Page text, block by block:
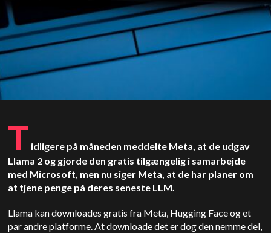
T idligere på måneden meddelte Meta, at de udgav
Llama 2 og gjorde den gratis tilgængelig i samarbejde
med Microsoft, men nu siger Meta, at de har planer om
at tjene penge på deres seneste LLM.
Llama kan downloades gratis fra Meta, Hugging Face og et
par andre platforme. At downloade det er dog den nemme del,